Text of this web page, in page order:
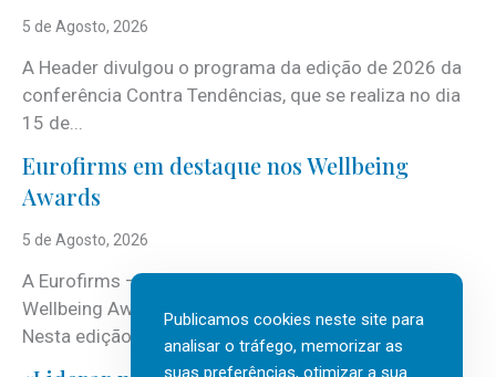
5 de Agosto, 2026
A Header divulgou o programa da edição de 2026 da
conferência Contra Tendências, que se realiza no dia
15 de...
Eurofirms em destaque nos Wellbeing
Awards
5 de Agosto, 2026
A Eurofirms – People first está de regresso aos
Wellbeing Awards, integrando o Top Wellbeing 2026.
Nesta edição, a multinacional...
Publicamos cookies neste site para
analisar o tráfego, memorizar as
suas preferências, otimizar a sua